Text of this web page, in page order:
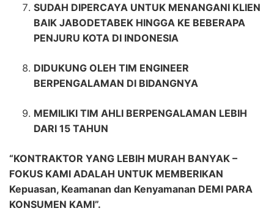
SUDAH DIPERCAYA UNTUK MENANGANI KLIEN
BAIK JABODETABEK HINGGA KE BEBERAPA
PENJURU KOTA DI INDONESIA
DIDUKUNG OLEH TIM ENGINEER
BERPENGALAMAN DI BIDANGNYA
MEMILIKI TIM AHLI BERPENGALAMAN LEBIH
DARI 15 TAHUN
“KONTRAKTOR YANG LEBIH MURAH BANYAK –
FOKUS KAMI ADALAH UNTUK MEMBERIKAN
Kepuasan, Keamanan dan Kenyamanan DEMI PARA
KONSUMEN KAMI”.